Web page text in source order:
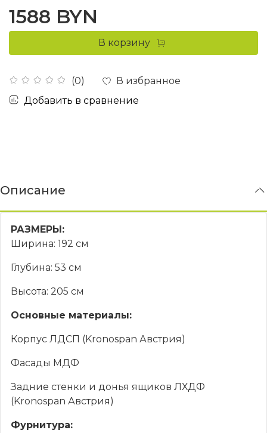
(0)
В избранное
Добавить в сравнение
1588 BYN
В корзину
Описание
РАЗМЕРЫ:
Ширина: 192 см
Глубина: 53 см
Высота: 205 см
Основные материалы:
Корпус ЛДСП (Kronospan Австрия)
Фасады МДФ
Задние стенки и донья ящиков ЛХДФ
(Kronospan Австрия)
Фурнитура: